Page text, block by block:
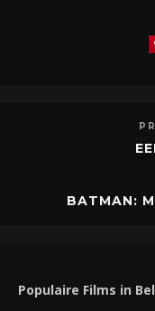
BATMAN:
Populaire Films in